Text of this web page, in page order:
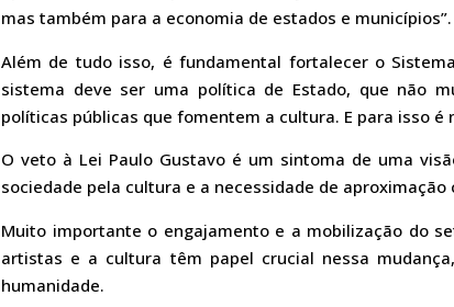
mas também para a economia de estados e municípios”.
Além de tudo isso, é fundamental fortalecer o
sistema deve ser uma política de Estado, que não
políticas públicas que fomentem a cultura. E para isso
O veto à Lei Paulo Gustavo é um sintoma de uma
sociedade pela cultura e a necessidade de
Muito importante o engajamento e a mobilização do
artistas e a cultura têm papel crucial nessa
humanidade.